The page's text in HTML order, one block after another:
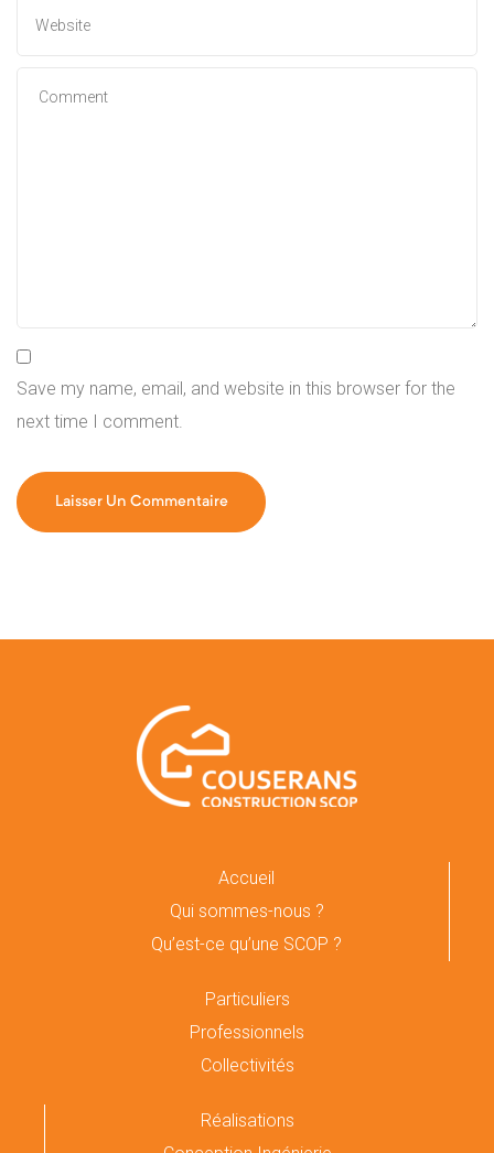
Save my name, email, and website in this browser for the
next time I comment.
Accueil
Qui sommes-nous ?
Qu’est-ce qu’une SCOP ?
Particuliers
Professionnels
Collectivités
Réalisations